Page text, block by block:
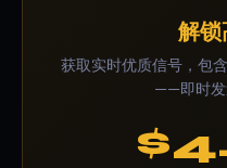
解锁
获取实时优质信号，包
——即时发